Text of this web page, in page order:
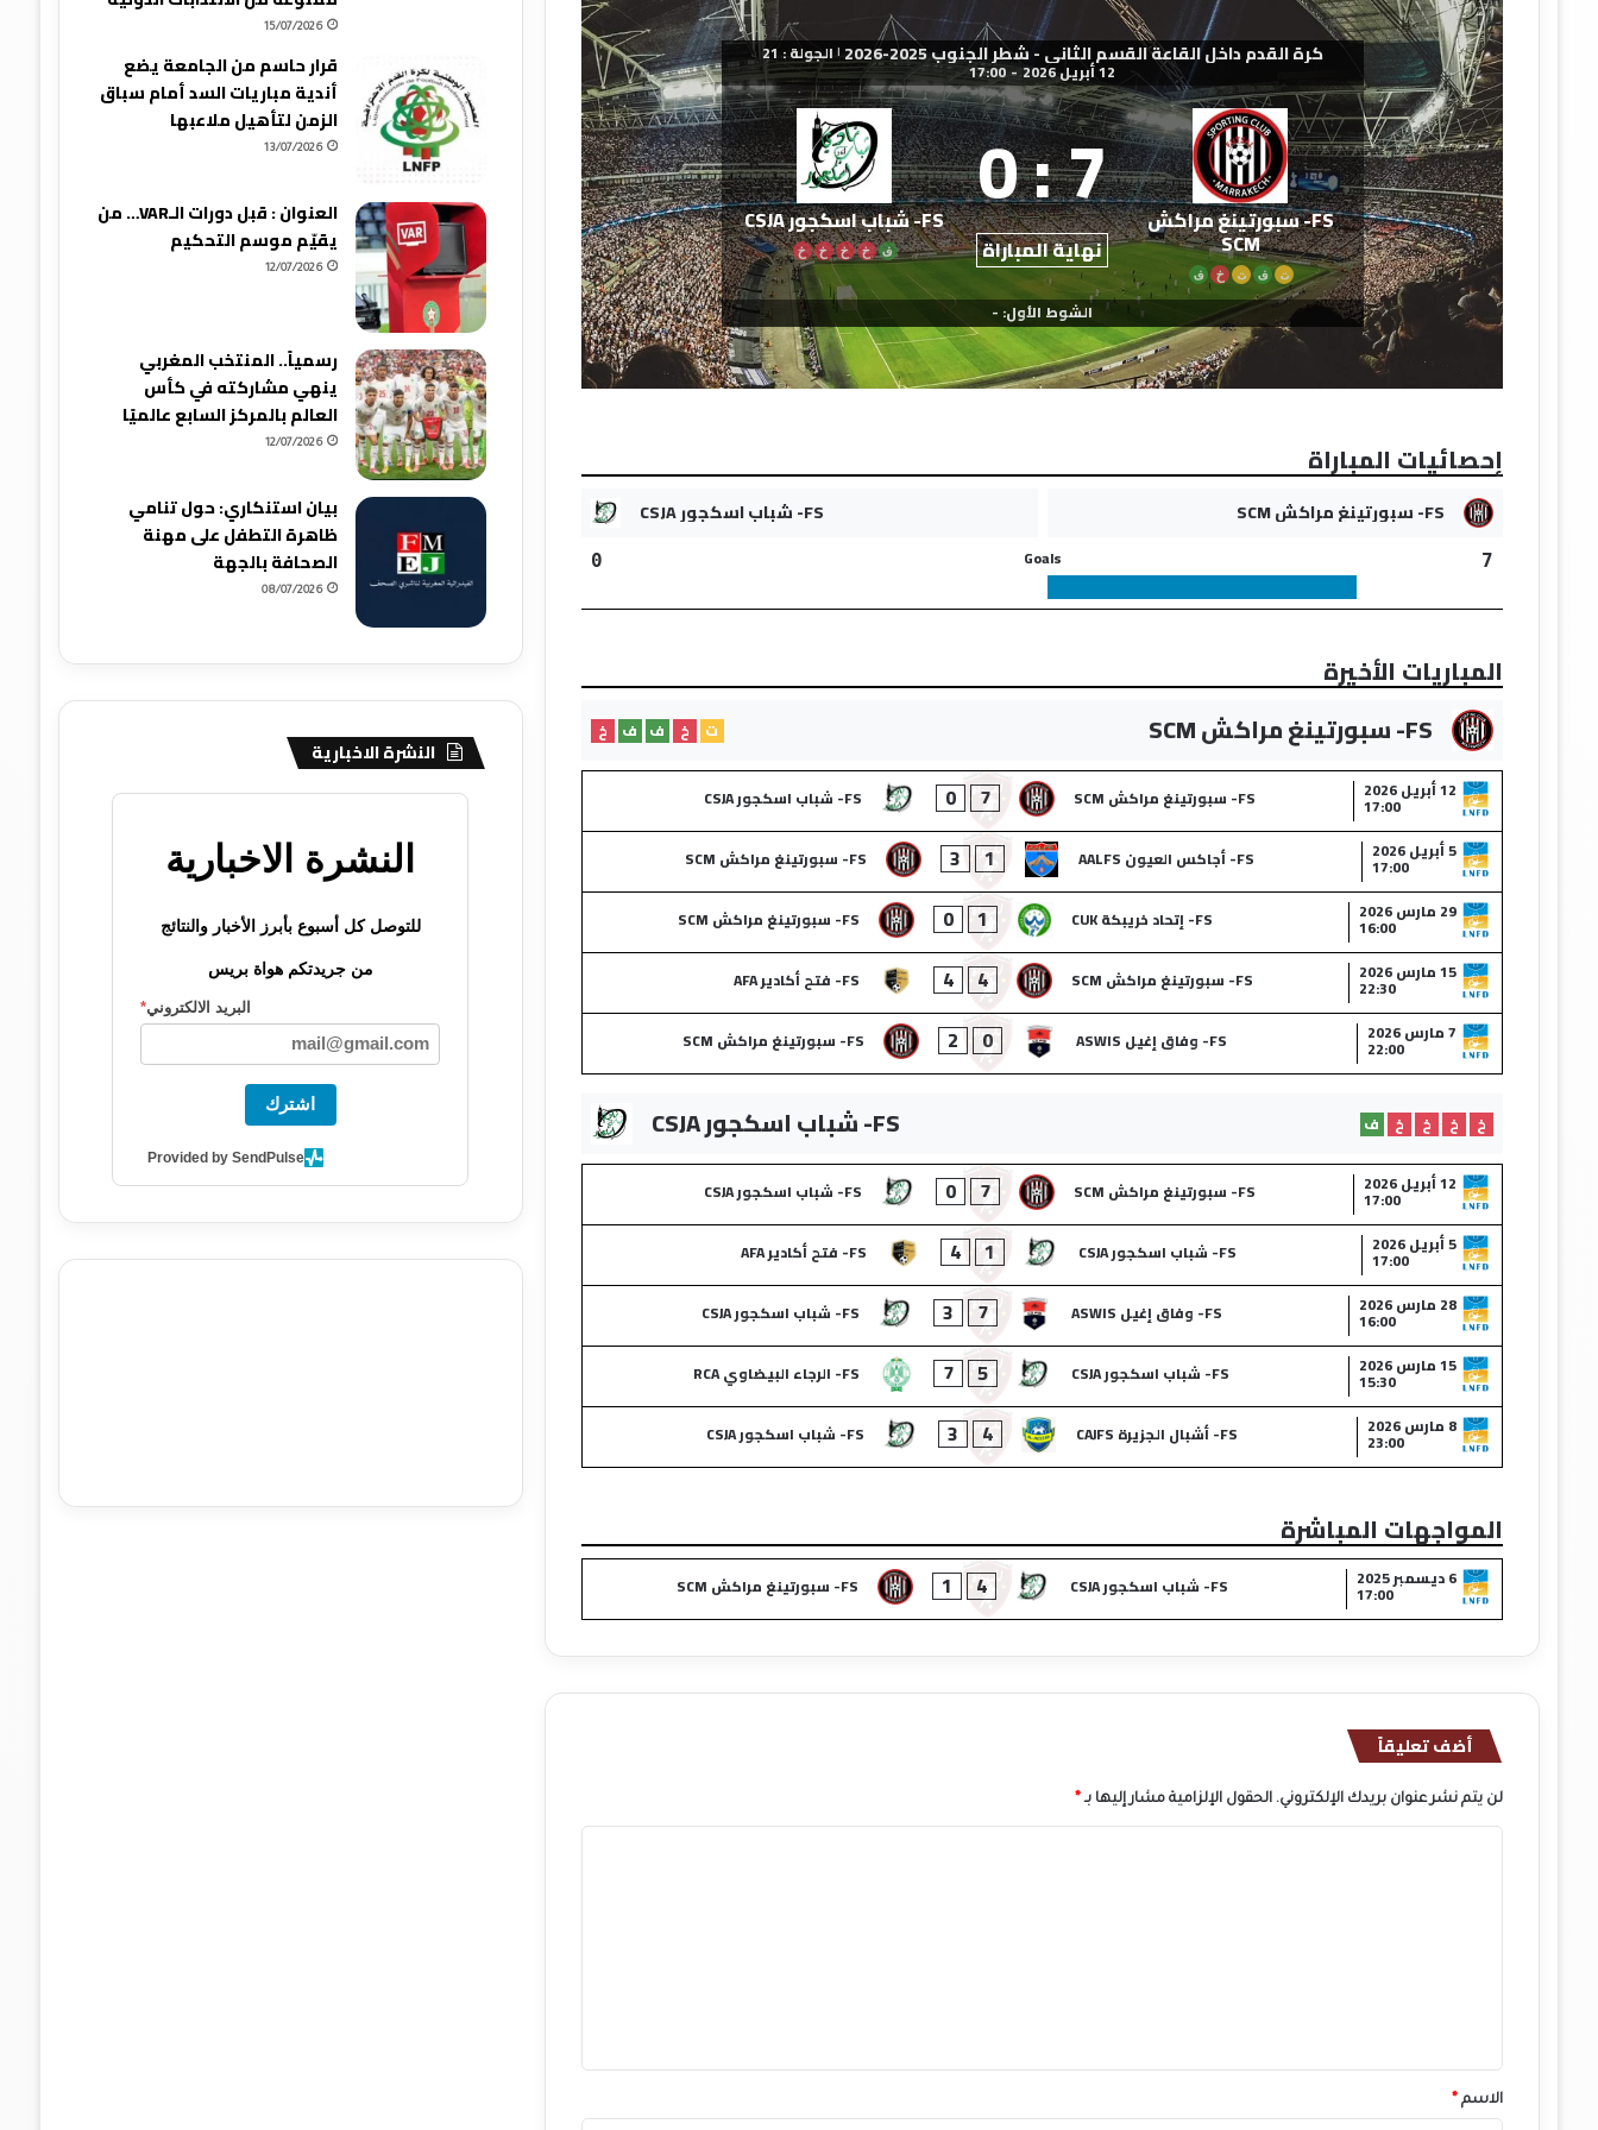
كرة القدم داخل القاعة القسم الثاني - شطر الجنوب 2025-2026 | الجولة : 21
12 أبريل 2026 -
17:00
FS- سبورتينغ مراكش
SCM
ت ف ت خ ف
7
:
0
نهاية المباراة
FS- شباب اسكجور CSJA
ف خ خ خ خ
الشوط الأول: -
إحصائيات المباراة
FS- سبورتينغ مراكش SCM FS- شباب اسكجور CSJA
7
Goals
0
المباريات الأخيرة
FS- سبورتينغ مراكش SCM
ت خ ف ف خ
12 أبريل 2026
17:00 FS- سبورتينغ مراكش SCM 7
0
FS- شباب اسكجور CSJA
5 أبريل 2026
17:00 FS- أجاكس العيون AALFS 1
3
FS- سبورتينغ مراكش SCM
29 مارس 2026
16:00 FS- إتحاد خريبكة CUK 1
0
FS- سبورتينغ مراكش SCM
15 مارس 2026
22:30 FS- سبورتينغ مراكش SCM 4
4
FS- فتح أكادير AFA
7 مارس 2026
22:00 FS- وفاق إغيل ASWIS 0
2 FS- سبورتينغ مراكش SCM
FS- شباب اسكجور CSJA خ خ خ خ ف
12 أبريل 2026
17:00 FS- سبورتينغ مراكش SCM 7
0
FS- شباب اسكجور CSJA
5 أبريل 2026
17:00 FS- شباب اسكجور CSJA 1
4
FS- فتح أكادير AFA
28 مارس 2026
16:00 FS- وفاق إغيل ASWIS 7
3
FS- شباب اسكجور CSJA
15 مارس 2026
15:30 FS- شباب اسكجور CSJA 5
7
FS- الرجاء البيضاوي RCA
8 مارس 2026
23:00 FS- أشبال الجزيرة CAJFS 4
3 FS- شباب اسكجور CSJA
المواجهات المباشرة
6 ديسمبر 2025
17:00 FS- شباب اسكجور CSJA 4
1 FS- سبورتينغ مراكش SCM
أضف تعليقاً
لن يتم نشر عنوان بريدك الإلكتروني. الحقول الإلزامية مشار إليها بـ *
*
الاسم *
15/07/2026
قرار حاسم من الجامعة يضع
أندية مباريات السد أمام سباق
الزمن لتأهيل ملاعبها
13/07/2026
العنوان : قبل دورات الـVAR… من
يقيّم موسم التحكيم
12/07/2026
رسمياً.. المنتخب المغربي
ينهي مشاركته في كأس
العالم بالمركز السابع عالميًا
12/07/2026
بيان استنكاري: حول تنامي
ظاهرة التطفل على مهنة
الصحافة بالجهة
08/07/2026
النشرة الاخبارية
النشرة الاخبارية
للتوصل كل أسبوع بأبرز الأخبار والنتائج
من جريدتكم هواة بريس
البريد الالكتروني*
اشترك
Provided by SendPulse